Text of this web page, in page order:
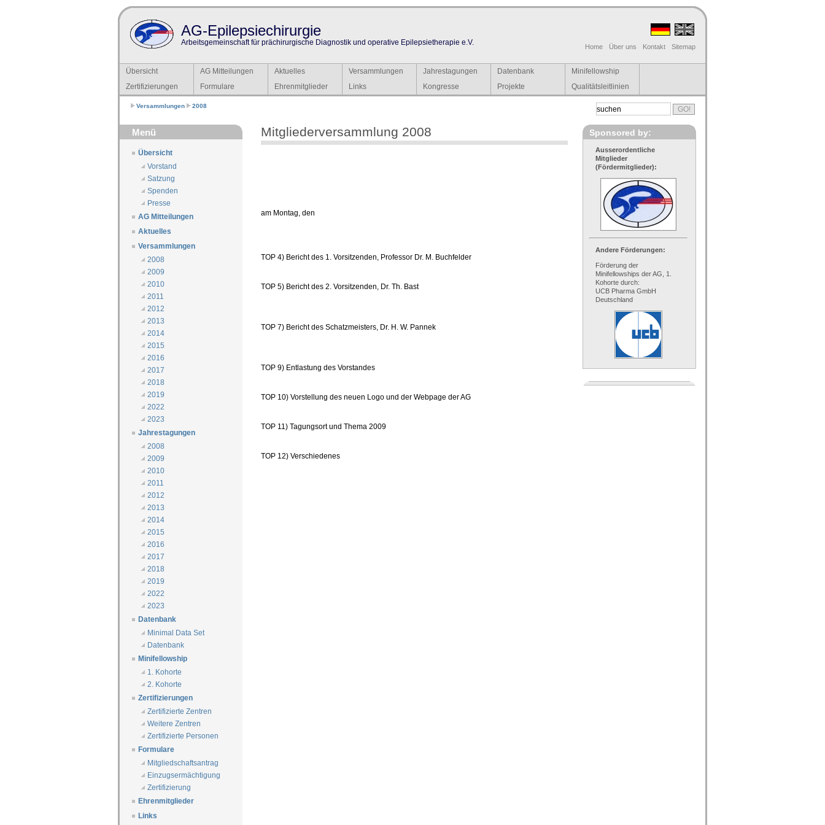
AG-Epilepsiechirurgie
Arbeitsgemeinschaft für prächirurgische Diagnostik und operative Epilepsietherapie e.V. Home Über uns Kontakt Sitemap
Übersicht AG Mitteilungen Aktuelles Versammlungen Jahrestagungen Datenbank
Minifellowship
Zertifizierungen
Formulare Ehrenmitglieder Links Kongresse Projekte Qualitätsleitlinien
Versammlungen 2008
Menü
Übersicht
Vorstand
Satzung
Spenden
Presse
AG Mitteilungen
Aktuelles
Versammlungen
2008
2009
2010
2011
2012
2013
2014
2015
2016
2017
2018
2019
2022
2023
Jahrestagungen
2008
2009
2010
2011
2012
2013
2014
2015
2016
2017
2018
2019
2022
2023
Datenbank
Minimal Data Set
Datenbank
Minifellowship
1. Kohorte
2. Kohorte
Zertifizierungen
Zertifizierte Zentren
Weitere Zentren
Zertifizierte Personen
Formulare
Mitgliedschaftsantrag
Einzugsermächtigung
Zertifizierung
Ehrenmitglieder
Links
Mitgliederversammlung 2008
am Montag, den
TOP 4) Bericht des 1. Vorsitzenden, Professor Dr. M. Buchfelder
TOP 5) Bericht des 2. Vorsitzenden, Dr. Th. Bast
TOP 7) Bericht des Schatzmeisters, Dr. H. W. Pannek
TOP 9) Entlastung des Vorstandes
TOP 10) Vorstellung des neuen Logo und der Webpage der AG
TOP 11) Tagungsort und Thema 2009
TOP 12) Verschiedenes
Sponsored by:
Ausserordentliche
Mitglieder
(Fördermitglieder):
Andere Förderungen:
Förderung der
Minifellowships der AG, 1.
Kohorte durch:
UCB Pharma GmbH
Deutschland